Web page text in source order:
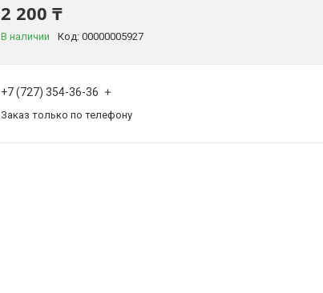
2 200 ₸
В наличии Код: 00000005927
+7 (727) 354-36-36
Заказ только по телефону